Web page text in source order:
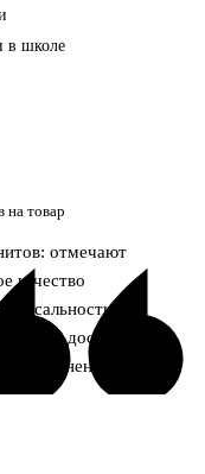
в школе
на товар
отмечают
качество
доске.
применения.